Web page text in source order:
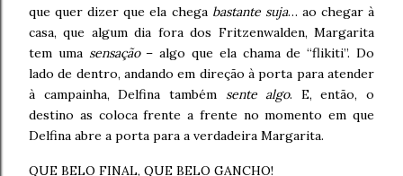
que quer dizer que ela chega bastante suja… ao chegar à
casa, que algum dia fora dos Fritzenwalden, Margarita
tem uma sensação– algo que ela chama de “flikiti”. Do
lado de dentro, andando em direção à porta para atender
à campainha, Delfina também sente algo. E, então, o
destino as coloca frente a frente no momento em que
Delfina abre a porta para a verdadeira Margarita.
QUE BELO FINAL, QUE BELO GANCHO!